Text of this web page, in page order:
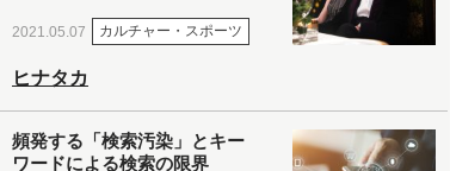
2021.05.07 カルチャー・スポーツ
ヒナタカ
頻発する「検索汚染」とキー
ワードによる検索の限界